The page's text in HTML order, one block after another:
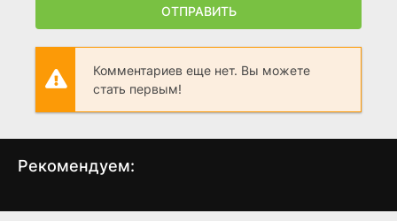
ОТПРАВИТЬ
Комментариев еще нет. Вы можете
стать первым!
Рекомендуем:
Доктор Кто Гангстерленд